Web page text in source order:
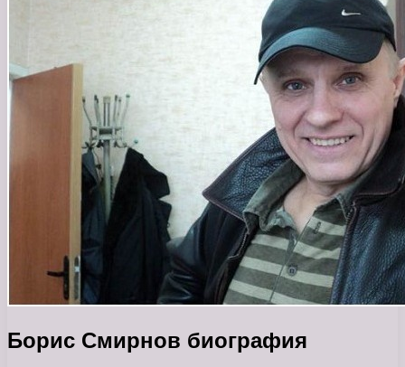
Борис Смирнов биография